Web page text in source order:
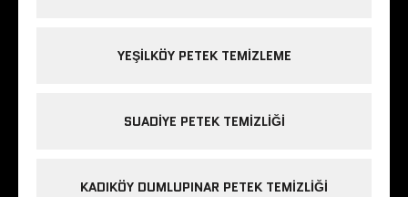
YEŞILKÖY PETEK TEMIZLEME
SUADIYE PETEK TEMIZLIĞI
KADIKÖY DUMLUPINAR PETEK TEMIZLIĞI